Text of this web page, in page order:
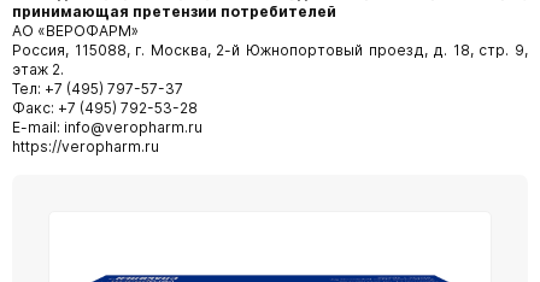
принимающая претензии потребителей
АО «ВЕРОФАРМ»
Россия, 115088, г. Москва, 2-й Южнопортовый проезд, д. 18, стр. 9,
этаж 2.
Тел: +7 (495) 797-57-37
Факс: +7 (495) 792-53-28
E-mail: info@veropharm.ru
https://veropharm.ru